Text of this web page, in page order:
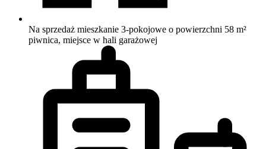
Na sprzedaż mieszkanie 3-pokojowe o powierzchni 58 m²
piwnica, miejsce w hali garażowej